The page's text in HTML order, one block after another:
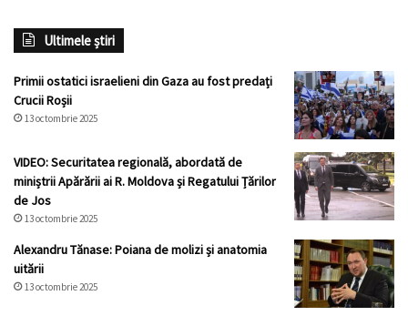
Ultimele știri
Primii ostatici israelieni din Gaza au fost predați
Crucii Roșii
13 octombrie 2025
VIDEO: Securitatea regională, abordată de
miniștrii Apărării ai R. Moldova și Regatului Țărilor
de Jos
13 octombrie 2025
Alexandru Tănase: Poiana de molizi și anatomia
uitării
13 octombrie 2025